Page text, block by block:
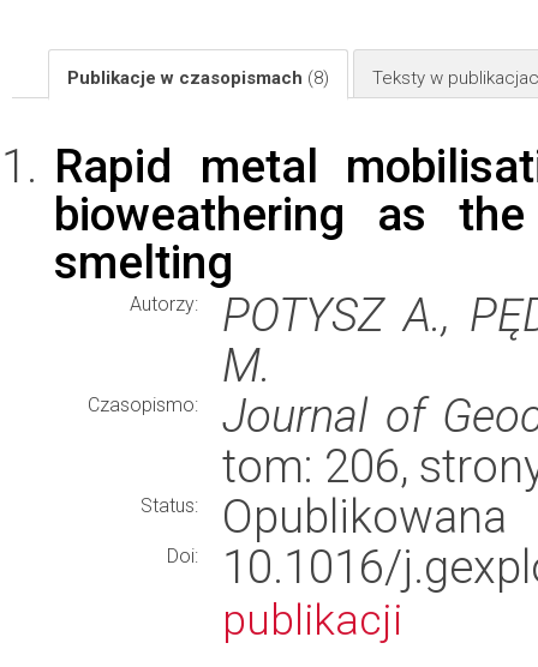
Publikacje w czasopismach (8) Teksty w
Rapid metal
bioweathering as
smelting
Autorzy:
POTYSZ A.,
M.
Czasopismo:
Journal of
tom: 206,
Status: Opublikowana
Doi: 10.1016/
publikacji